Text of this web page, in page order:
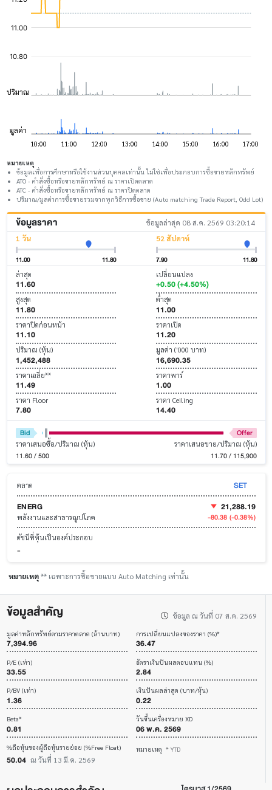
หมายเหตุ
ข้อมูลเพื่อการศึกษาหรือใช้งานส่วนบุคคลเท่านั้น ไม่ใช่เพื่อประกอบการซื้อขายหลักทรัพย์
ATO - คำสั่งซื้อหรือขายหลักทรัพย์ ณ ราคาเปิดตลาด
ATC - คำสั่งซื้อหรือขายหลักทรัพย์ ณ ราคาปิดตลาด
ปริมาณ/มูลค่าการซื้อขายรวมจากทุกวิธีการซื้อขาย (Auto matching Trade Report, Odd Lot)
ข้อมูลราคา
ข้อมูลล่าสุด 08 ส.ค. 2569 03:20:14
1 วัน
11.00 11.80
52 สัปดาห์
7.90 11.80
ล่าสุด
11.60
เปลี่ยนแปลง
+0.50 (+4.50%)
สูงสุด
11.80
ต่ำสุด
11.00
ราคาปิดก่อนหน้า
11.10
ราคาเปิด
11.20
ปริมาณ (หุ้น)
1,452,488
มูลค่า ('000 บาท)
16,690.35
ราคาเฉลี่ย**
11.49
ราคาพาร์
1.00
ราคา Floor
7.80
ราคา Ceiling
14.40
Bid Offer
ราคาเสนอซื้อ/ปริมาณ (หุ้น)
11.60 / 500
ราคาเสนอขาย/ปริมาณ (หุ้น)
11.70 / 115,900
ตลาด
SET
ENERG
พลังงานและสาธารณูปโภค
21,288.19
-80.38 (-0.38%)
ดัชนีที่หุ้นเป็นองค์ประกอบ
-
หมายเหตุ** เฉพาะการซื้อขายแบบ Auto Matching เท่านั้น
ข้อมูลสำคัญ ข้อมูล ณ วันที่ 07 ส.ค. 2569
มูลค่าหลักทรัพย์ตามราคาตลาด (ล้านบาท)
7,394.96
การเปลี่ยนแปลงของราคา (%)*
36.47
P/E (เท่า)
33.55
อัตราเงินปันผลตอบแทน (%)
2.84
P/BV (เท่า)
1.36
เงินปันผลล่าสุด (บาท/หุ้น)
0.22
Beta*
0.81
วันขึ้นเครื่องหมาย XD
06 พ.ค. 2569
%ถือหุ้นของผู้ถือหุ้นรายย่อย (%Free Float)
50.04 ณ วันที่ 13 มี.ค. 2569
หมายเหตุ * YTD